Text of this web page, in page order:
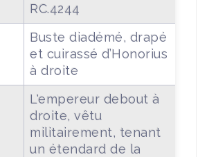
RC.4244
Buste diadémé, drapé
et cuirassé d’Honorius
à droite
L'empereur debout à
droite, vêtu
militairement, tenant
un étendard de la